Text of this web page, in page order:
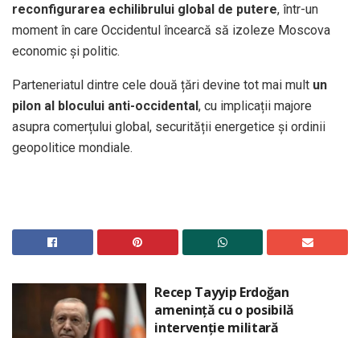
reconfigurarea echilibrului global de putere, într-un
moment în care Occidentul încearcă să izoleze Moscova
economic și politic.
Parteneriatul dintre cele două țări devine tot mai mult un
pilon al blocului anti-occidental, cu implicații majore
asupra comerțului global, securității energetice și ordinii
geopolitice mondiale.
Recep Tayyip Erdoğan
amenință cu o posibilă
intervenție militară